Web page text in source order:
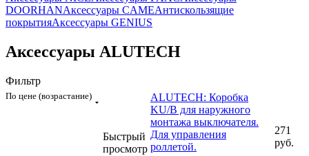
DOORHANАксессуары CAMEАнтискользящие
покрытияАксессуары GENIUS
Аксессуары ALUTECH
Фильтр
По цене (возрастание)
Быстрый
просмотр
ALUTECH: Коробка
KU/B для наружного
монтажа выключателя.
Для управления
роллетой.
271
руб.